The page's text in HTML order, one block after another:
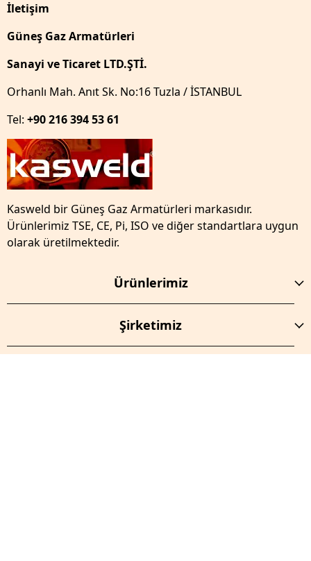
İletişim
Güneş Gaz Armatürleri
Sanayi ve Ticaret LTD.ŞTİ.
Orhanlı Mah. Anıt Sk. No:16 Tuzla / İSTANBUL
Tel: +90 216 394 53 61
Kasweld bir Güneş Gaz Armatürleri markasıdır.
Ürünlerimiz TSE, CE, Pi, ISO ve diğer standartlara uygun
olarak üretilmektedir.
Ürünlerimiz
Şirketimiz